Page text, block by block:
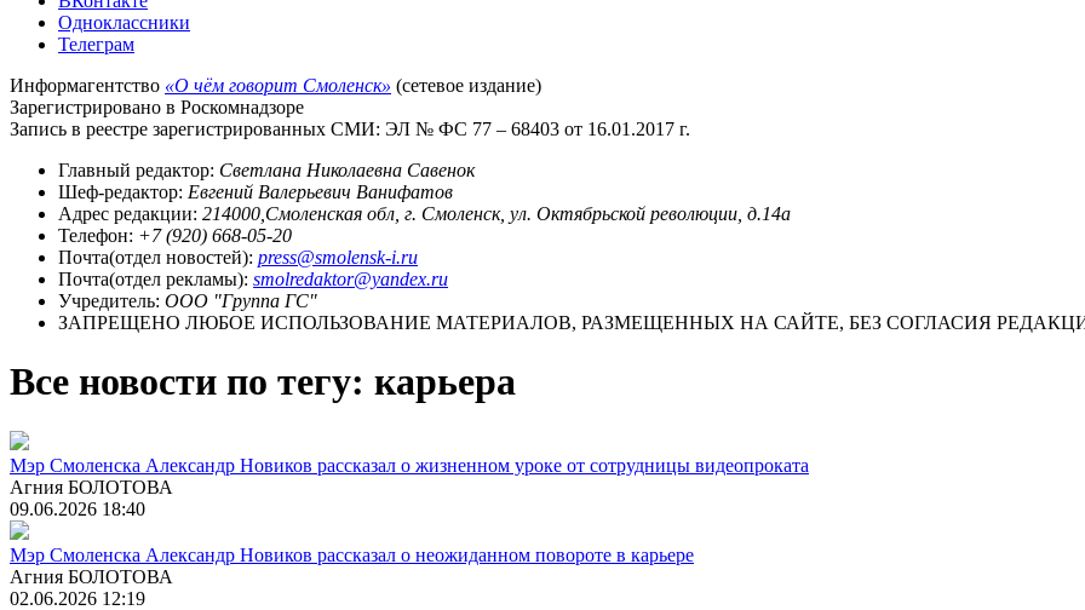
Одноклассники
Телеграм
Информагентство «О чём говорит Смоленск» (сетевое издание)
Зарегистрировано в Роскомнадзоре
Запись в реестре зарегистрированных СМИ: ЭЛ № ФС 77 – 68403 от 16.01.2017 г.
Главный редактор: Светлана Николаевна Савенок
Шеф-редактор: Евгений Валерьевич Ванифатов
Адрес редакции: 214000,Смоленская обл, г. Смоленск, ул. Октябрьской революции, д.14а
Телефон: +7 (920) 668-05-20
Почта(отдел новостей): press@smolensk-i.ru
Почта(отдел рекламы): smolredaktor@yandex.ru
Учредитель: ООО "Группа ГС"
ЗАПРЕЩЕНО ЛЮБОЕ ИСПОЛЬЗОВАНИЕ МАТЕРИАЛОВ, РАЗМЕЩЕННЫХ НА САЙТЕ, БЕЗ СОГЛАСИЯ
Все новости по тегу: карьера
Мэр Смоленска Александр Новиков рассказал о жизненном уроке от сотрудницы видеопроката
Агния БОЛОТОВА
09.06.2026 18:40
Мэр Смоленска Александр Новиков рассказал о неожиданном повороте в карьере
Агния БОЛОТОВА
02.06.2026 12:19